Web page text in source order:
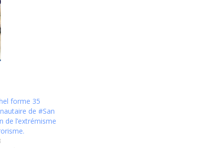
forme 35
de #San
de l’extrémisme